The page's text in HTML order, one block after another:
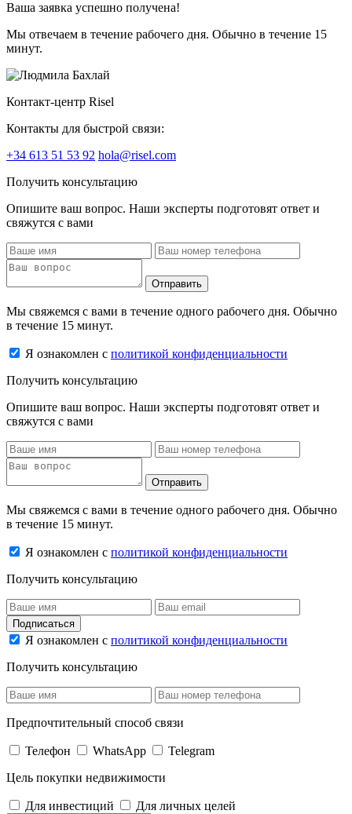
Ваша заявка успешно получена!
Мы отвечаем в течение рабочего дня. Обычно в течение 15
минут.
Контакт-центр Risel
Контакты для быстрой связи:
+34 613 51 53 92 hola@risel.com
Получить консультацию
Опишите ваш вопрос. Наши эксперты подготовят ответ и
свяжутся с вами
Отправить
Мы свяжемся с вами в течение одного рабочего дня. Обычно
в течение 15 минут.
Я ознакомлен с политикой конфиденциальности
Получить консультацию
Опишите ваш вопрос. Наши эксперты подготовят ответ и
свяжутся с вами
Отправить
Мы свяжемся с вами в течение одного рабочего дня. Обычно
в течение 15 минут.
Я ознакомлен с политикой конфиденциальности
Получить консультацию
Подписаться
Я ознакомлен с политикой конфиденциальности
Получить консультацию
Предпочтительный способ связи
Телефон WhatsApp
Telegram
Цель покупки недвижимости
Для инвестиций Для личных целей